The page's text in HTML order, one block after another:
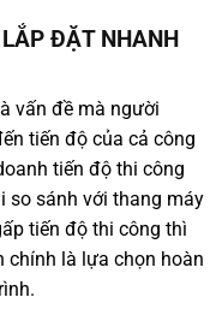
ĐẶT NHANH
vấn đề mà người
tiến độ của cả công
tiến độ thi công
so sánh với thang máy
tiến độ thi công thì
chính là lựa chọn hoàn